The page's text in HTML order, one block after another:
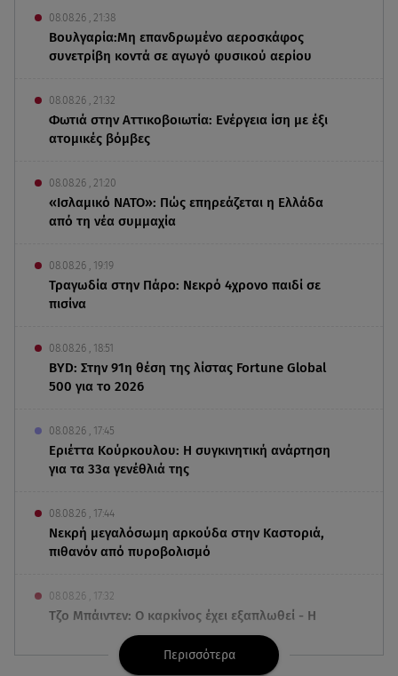
08.08.26 , 21:38
Βουλγαρία:Μη επανδρωμένο αεροσκάφος
συνετρίβη κοντά σε αγωγό φυσικού αερίου
08.08.26 , 21:32
Φωτιά στην Αττικοβοιωτία: Ενέργεια ίση με έξι
ατομικές βόμβες
08.08.26 , 21:20
«Ισλαμικό ΝΑΤΟ»: Πώς επηρεάζεται η Ελλάδα
από τη νέα συμμαχία
08.08.26 , 19:19
Τραγωδία στην Πάρο: Νεκρό 4χρονο παιδί σε
πισίνα
08.08.26 , 18:51
BYD: Στην 91η θέση της λίστας Fortune Global
500 για το 2026
08.08.26 , 17:45
Εριέττα Κούρκουλου: Η συγκινητική ανάρτηση
για τα 33α γενέθλιά της
08.08.26 , 17:44
Νεκρή μεγαλόσωμη αρκούδα στην Καστοριά,
πιθανόν από πυροβολισμό
08.08.26 , 17:32
Τζο Μπάιντεν: Ο καρκίνος έχει εξαπλωθεί - Η
ανακοίνωση του γιου του
Περισσότερα